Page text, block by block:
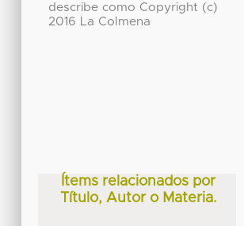
describe como Copyright (c)
2016 La Colmena
Ítems relacionados por
Título, Autor o Materia.